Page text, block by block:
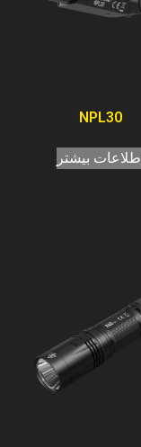
NPL30
اطلاعات بیشتر